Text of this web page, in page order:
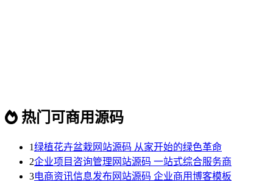
热门可商用源码
1绿植花卉盆栽网站源码 从家开始的绿色革命
2企业项目咨询管理网站源码 一站式综合服务商
3电商资讯信息发布网站源码 企业商用博客模板